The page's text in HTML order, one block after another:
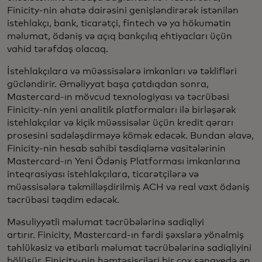
Finicity-nin əhatə dairəsini genişləndirərək istənilən
istehlakçı, bank, ticarətçi, fintech və ya hökumətin
məlumat, ödəniş və açıq bankçılıq ehtiyacları üçün
vahid tərəfdaş olacaq.
İstehlakçılara və müəssisələrə imkanları və təklifləri
gücləndirir. Əməliyyat başa çatdıqdan sonra,
Mastercard-ın mövcud texnologiyası və təcrübəsi
Finicity-nin yeni analitik platformaları ilə birləşərək
istehlakçılar və kiçik müəssisələr üçün kredit qərarı
prosesini sadələşdirməyə kömək edəcək. Bundan əlavə,
Finicity-nin hesab sahibi təsdiqləmə vasitələrinin
Mastercard-ın Yeni Ödəniş Platforması imkanlarına
inteqrasiyası istehlakçılara, ticarətçilərə və
müəssisələrə təkmilləşdirilmiş ACH və real vaxt ödəniş
təcrübəsi təqdim edəcək.
Məsuliyyətli məlumat təcrübələrinə sadiqliyi
artırır. Finicity, Mastercard-ın fərdi şəxslərə yönəlmiş
təhlükəsiz və etibarlı məlumat təcrübələrinə sadiqliyini